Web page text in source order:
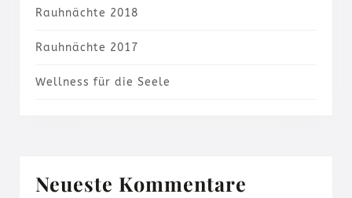
Rauhnächte 2018
Rauhnächte 2017
Wellness für die Seele
Neueste Kommentare